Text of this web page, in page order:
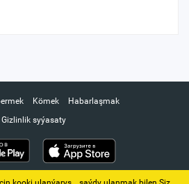
Kömek
Habarlaşmak
Gizlinlik syýasaty